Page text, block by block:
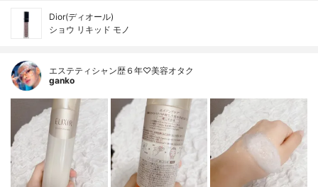
Dior(ディオール)
ショウ リキッド モノ
エステティシャン歴６年♡美容オタク
ganko